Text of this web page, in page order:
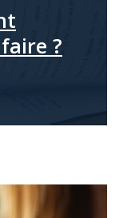
?